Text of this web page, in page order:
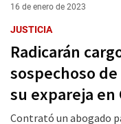
16 de enero de 2023
JUSTICIA
Radicarán
sospechoso
su expareja en
Contrató un abogado